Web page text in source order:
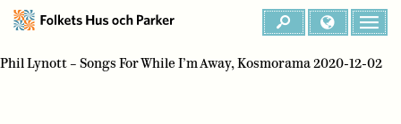
Phil Lynott – Songs For While I’m Away, Kosmorama 2020-12-02